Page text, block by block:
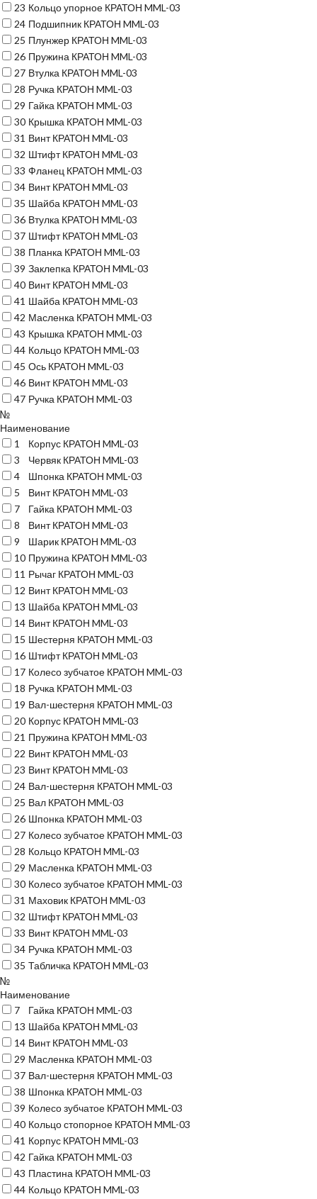
23 Кольцо упорное КРАТОН MML-03
24 Подшипник КРАТОН MML-03
25 Плунжер КРАТОН MML-03
26 Пружина КРАТОН MML-03
27 Втулка КРАТОН MML-03
28 Ручка КРАТОН MML-03
29 Гайка КРАТОН MML-03
30 Крышка КРАТОН MML-03
31 Винт КРАТОН MML-03
32 Штифт КРАТОН MML-03
33 Фланец КРАТОН MML-03
34 Винт КРАТОН MML-03
35 Шайба КРАТОН MML-03
36 Втулка КРАТОН MML-03
37 Штифт КРАТОН MML-03
38 Планка КРАТОН MML-03
39 Заклепка КРАТОН MML-03
40 Винт КРАТОН MML-03
41 Шайба КРАТОН MML-03
42 Масленка КРАТОН MML-03
43 Крышка КРАТОН MML-03
44 Кольцо КРАТОН MML-03
45 Ось КРАТОН MML-03
46 Винт КРАТОН MML-03
47 Ручка КРАТОН MML-03
№
Наименование
1
Корпус КРАТОН MML-03
3
Червяк КРАТОН MML-03
4
Шпонка КРАТОН MML-03
5
Винт КРАТОН MML-03
7
Гайка КРАТОН MML-03
8
Винт КРАТОН MML-03
9
Шарик КРАТОН MML-03
10 Пружина КРАТОН MML-03
11 Рычаг КРАТОН MML-03
12 Винт КРАТОН MML-03
13 Шайба КРАТОН MML-03
14 Винт КРАТОН MML-03
15 Шестерня КРАТОН MML-03
16 Штифт КРАТОН MML-03
17 Колесо зубчатое КРАТОН MML-03
18 Ручка КРАТОН MML-03
19 Вал-шестерня КРАТОН MML-03
20 Корпус КРАТОН MML-03
21 Пружина КРАТОН MML-03
22 Винт КРАТОН MML-03
23 Винт КРАТОН MML-03
24 Вал-шестерня КРАТОН MML-03
25 Вал КРАТОН MML-03
26 Шпонка КРАТОН MML-03
27 Колесо зубчатое КРАТОН MML-03
28 Кольцо КРАТОН MML-03
29 Масленка КРАТОН MML-03
30 Колесо зубчатое КРАТОН MML-03
31 Маховик КРАТОН MML-03
32 Штифт КРАТОН MML-03
33 Винт КРАТОН MML-03
34 Ручка КРАТОН MML-03
35 Табличка КРАТОН MML-03
№
Наименование
7
Гайка КРАТОН MML-03
13 Шайба КРАТОН MML-03
14 Винт КРАТОН MML-03
29 Масленка КРАТОН MML-03
37 Вал-шестерня КРАТОН MML-03
38 Шпонка КРАТОН MML-03
39 Колесо зубчатое КРАТОН MML-03
40 Кольцо стопорное КРАТОН MML-03
41 Корпус КРАТОН MML-03
42 Гайка КРАТОН MML-03
43 Пластина КРАТОН MML-03
44 Кольцо КРАТОН MML-03